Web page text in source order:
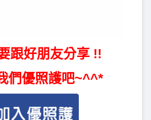
跟好朋友分享 !!
們優照護吧~^^*